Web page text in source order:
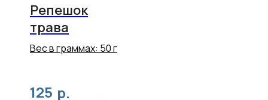
Репешок
трава
Вес в граммах: 50 г
125 р.